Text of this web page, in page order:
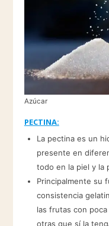
Azúcar
PECTINA:
La pectina es un
presente en
todo en la piel y la
Principalmente su
consistencia
las frutas con
otras que sí la